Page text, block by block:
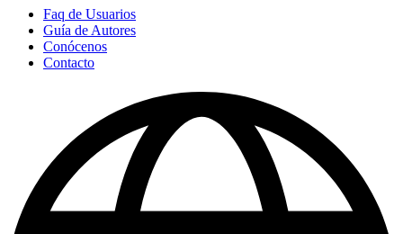
Faq de Usuarios
Guía de Autores
Conócenos
Contacto